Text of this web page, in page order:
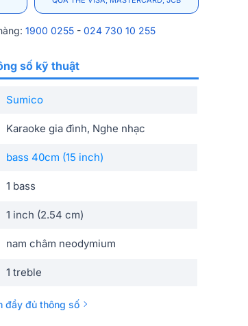
1900 0255 - 024 730 10 255
số kỹ thuật
Sumico
Karaoke gia đình, Nghe nhạc
bass 40cm (15 inch)
1 bass
1 inch (2.54 cm)
nam châm neodymium
1 treble
8 inch (20.32 cm)
đầy đủ thông số